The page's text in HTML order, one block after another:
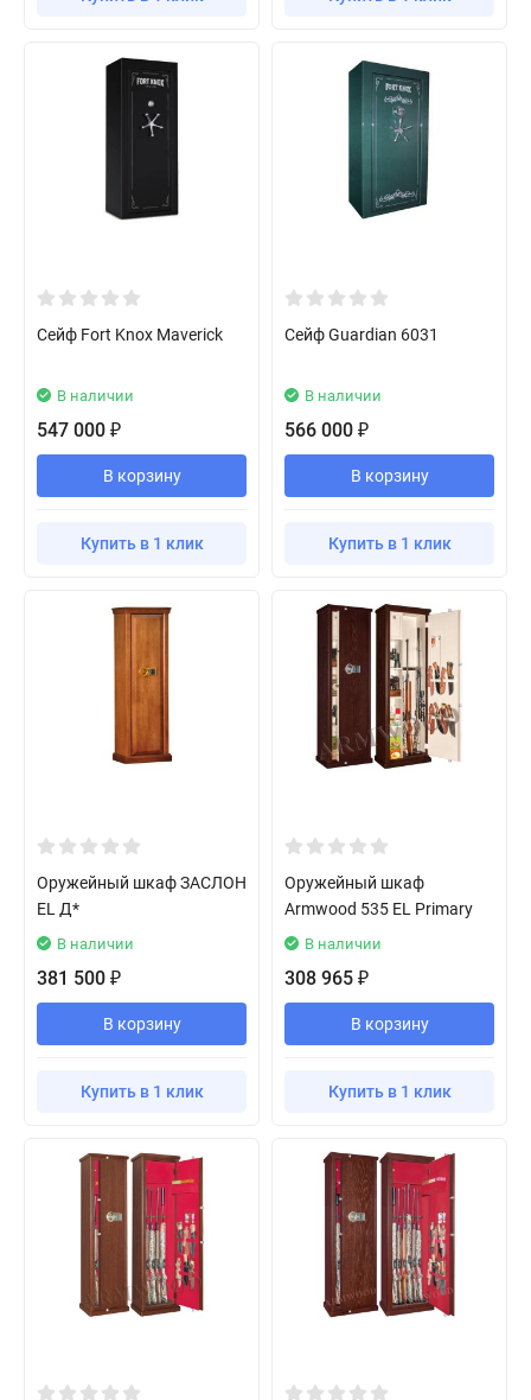
Сейф Fort Knox Maverick
В наличии
547 000 ₽
В корзину
Купить в 1 клик
Сейф Guardian 6031
В наличии
566 000 ₽
В корзину
Купить в 1 клик
Оружейный шкаф ЗАСЛОН
EL Д*
В наличии
381 500 ₽
В корзину
Купить в 1 клик
Оружейный шкаф
Armwood 535 EL Primary
В наличии
308 965 ₽
В корзину
Купить в 1 клик